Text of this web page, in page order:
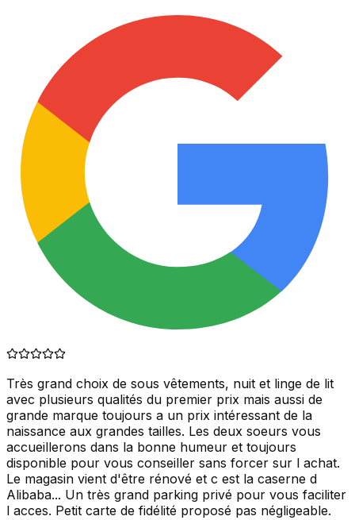
Très grand choix de sous vêtements, nuit et linge de lit
avec plusieurs qualités du premier prix mais aussi de
grande marque toujours a un prix intéressant de la
naissance aux grandes tailles. Les deux soeurs vous
accueillerons dans la bonne humeur et toujours
disponible pour vous conseiller sans forcer sur l achat.
Le magasin vient d'être rénové et c est la caserne d
Alibaba... Un très grand parking privé pour vous faciliter
l acces. Petit carte de fidélité proposé pas négligeable.